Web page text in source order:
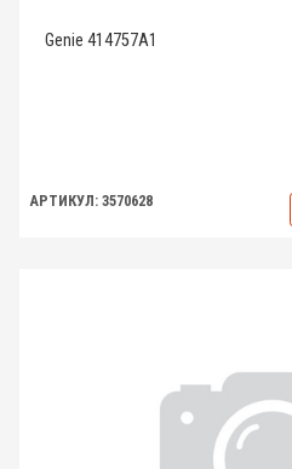
Genie 414757A1
АРТИКУЛ: 3570628